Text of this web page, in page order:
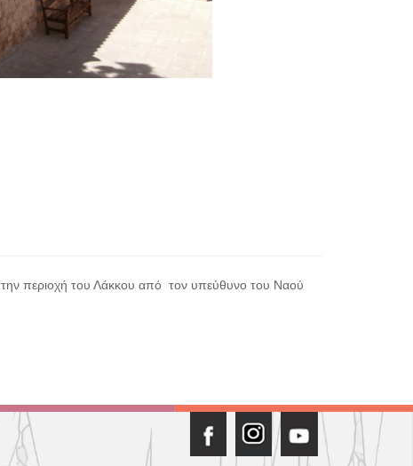
περιοχή του Λάκκου από τον υπεύθυνο του Ναού